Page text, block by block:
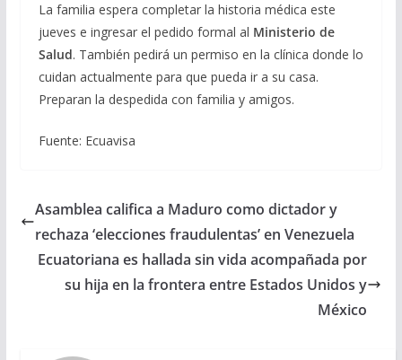
La familia espera completar la historia médica este
jueves e ingresar el pedido formal al Ministerio de
Salud. También pedirá un permiso en la clínica donde lo
cuidan actualmente para que pueda ir a su casa.
Preparan la despedida con familia y amigos.
Fuente: Ecuavisa
Asamblea califica a Maduro como dictador y
rechaza ‘elecciones fraudulentas’ en Venezuela
Ecuatoriana es hallada sin vida acompañada por
su hija en la frontera entre Estados Unidos y
México